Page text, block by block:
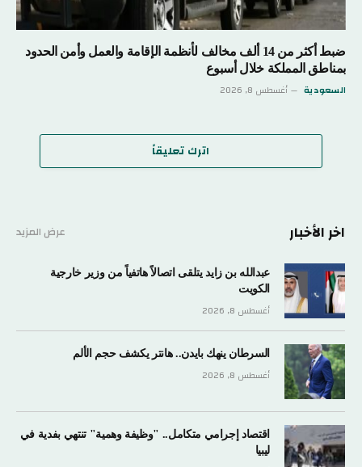
ضبط أكثر من 14 ألف مخالف لأنظمة الإقامة والعمل وأمن الحدود
بمناطق المملكة خلال أسبوع
السعودية أغسطس 8, 2026
اترك تعليقاً
اخر الأخبار عرض المزيد
عبدالله بن زايد يتلقى اتصالاً هاتفياً من وزير خارجية
الكويت
أغسطس 8, 2026
السرطان ينهك بايدن.. هانتر يكشف حجم الألم
أغسطس 8, 2026
اقتصاد إجرامي متكامل.. "وظيفة وهمية" تنتهي بفدية في
ليبيا